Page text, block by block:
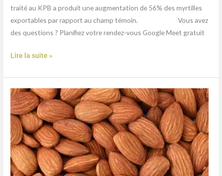
traité au KPB a produit une augmentation de 56% des myrtilles
exportables par rapport au champ témoin. Vous avez
des questions ? Planifiez votre rendez-vous Google Meet gratuit
Lire la suite »
Amandes